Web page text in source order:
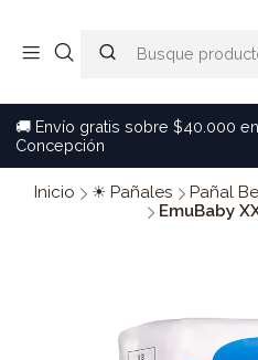
🚚 Envío gratis sobre $40.000
Concepción
Inicio ☀ Pañales Pañal
EmuBaby